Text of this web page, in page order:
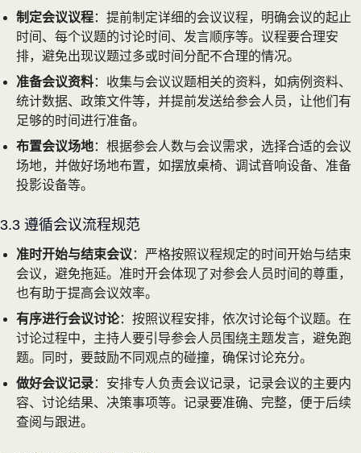
制定会议议程：提前制定详细的会议议程，明确会议的起止
时间、每个议题的讨论时间、发言顺序等。议程要合理安
排，避免出现议题过多或时间分配不合理的情况。
准备会议资料：收集与会议议题相关的资料，如病例资料、
统计数据、政策文件等，并提前发送给参会人员，让他们有
足够的时间进行准备。
布置会议场地：根据参会人数与会议需求，选择合适的会议
场地，并做好场地布置，如摆放桌椅、调试音响设备、准备
投影设备等。
3.3 遵循会议流程规范
准时开始与结束会议 ：严格按照议程规定的时间开始与结束
会议，避免拖延。准时开会体现了对参会人员时间的尊重，
也有助于提高会议效率。
有序进行会议讨论：按照议程安排，依次讨论每个议题。在
讨论过程中，主持人要引导参会人员围绕主题发言，避免跑
题。同时，要鼓励不同观点的碰撞，确保讨论充分。
做好会议记录：安排专人负责会议记录，记录会议的主要内
容、讨论结果、决策事项等。记录要准确、完整，便于后续
查阅与跟进。